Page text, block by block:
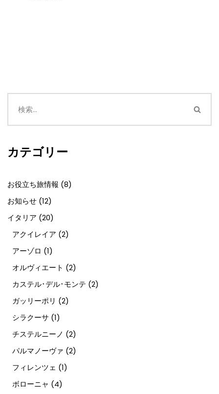
カテゴリー
お役立ち旅情報 (8)
お知らせ (12)
イタリア (20)
アクイレイア (2)
アーゾロ (1)
オルヴィエート (2)
カステル･デル･モンテ (2)
ガッリーポリ (2)
シラクーサ (1)
チステルニーノ (2)
パルマノーヴァ (2)
フィレンツェ (1)
ボローニャ (4)